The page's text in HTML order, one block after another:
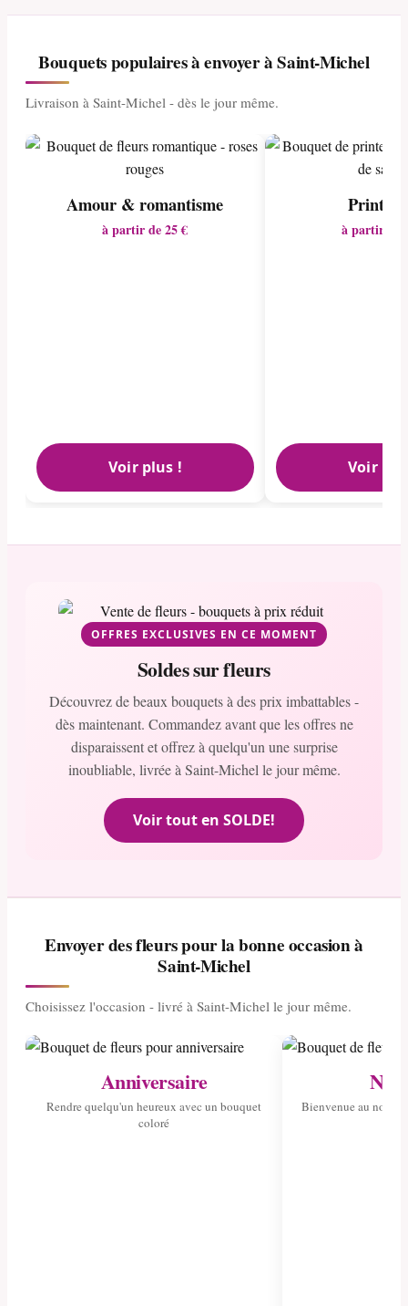
Bouquets populaires à envoyer à Saint-Michel
Livraison à Saint-Michel - dès le jour même.
Amour & romantisme
à partir de 25 €
Voir plus !
à partir de
Voir
OFFRES EXCLUSIVES EN CE MOMENT
Soldes sur fleurs
Découvrez de beaux bouquets à des prix imbattables -
dès maintenant. Commandez avant que les offres ne
disparaissent et offrez à quelqu'un une surprise
inoubliable, livrée à Saint-Michel le jour même.
Voir tout en SOLDE!
Envoyer des fleurs pour la bonne occasion à
Saint-Michel
Choisissez l'occasion - livré à Saint-Michel le jour même.
Anniversaire
Rendre quelqu'un heureux avec un bouquet
coloré
Bienvenue au